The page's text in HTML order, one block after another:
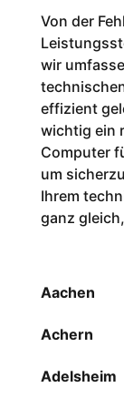
Von der
wir
effizient
wichtig ein
Computer
um
Ihrem
ganz
Aachen
Achern
Adelsheim